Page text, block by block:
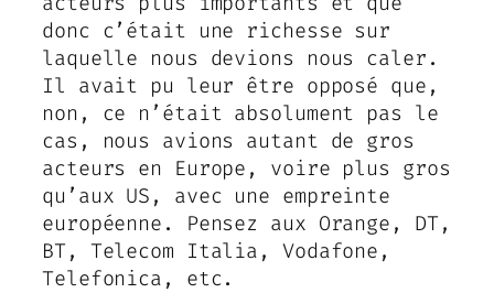
donc c’était une richesse sur
laquelle nous devions nous caler.
Il avait pu leur être opposé que,
non, ce n’était absolument pas le
cas, nous avions autant de gros
acteurs en Europe, voire plus gros
qu’aux US, avec une empreinte
européenne. Pensez aux Orange, DT,
BT, Telecom Italia, Vodafone,
Telefonica, etc.